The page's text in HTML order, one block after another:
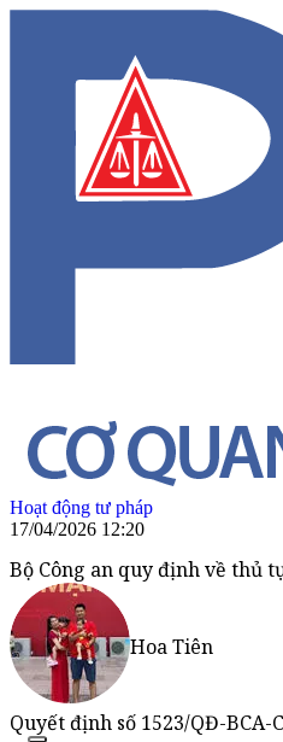
Hoạt động tư pháp
17/04/2026 12:20
Bộ Công an quy định về thủ
Hoa Tiên
Quyết định số 1523/QĐ-